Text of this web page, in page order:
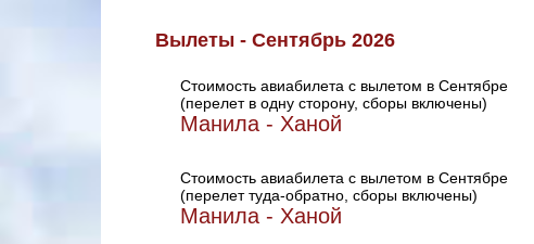
Вылеты - Сентябрь 2026
Стоимость авиабилета с вылетом в Сентябре
(перелет в одну сторону, сборы включены)
Манила - Ханой
Стоимость авиабилета с вылетом в Сентябре
(перелет туда-обратно, сборы включены)
Манила - Ханой